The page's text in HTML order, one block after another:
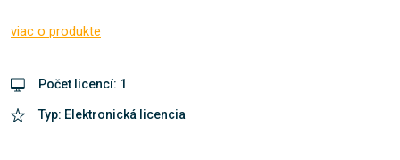
viac o produkte
Počet licencí: 1
Typ: Elektronická licencia